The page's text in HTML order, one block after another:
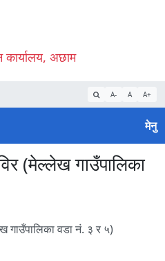
कार्यालय, अछाम
A- A A+
मेनु
(मेल्लेख गाउँपालिका
गाउँपालिका वडा नं. ३ र ५)